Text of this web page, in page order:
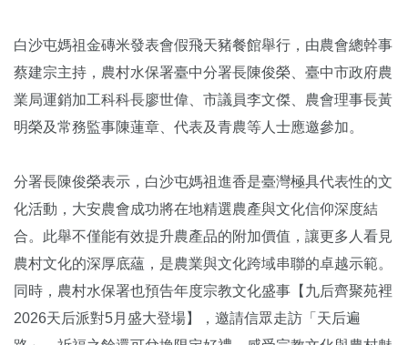
白沙屯媽祖金磚米發表會假飛天豬餐館舉行，由農會總幹事
蔡建宗主持，農村水保署臺中分署長陳俊榮、臺中市政府農
業局運銷加工科科長廖世偉、市議員李文傑、農會理事長黃
明榮及常務監事陳蓮章、代表及青農等人士應邀參加。
分署長陳俊榮表示，白沙屯媽祖進香是臺灣極具代表性的文
化活動，大安農會成功將在地精選農產與文化信仰深度結
合。此舉不僅能有效提升農產品的附加價值，讓更多人看見
農村文化的深厚底蘊，是農業與文化跨域串聯的卓越示範。
同時，農村水保署也預告年度宗教文化盛事【九后齊聚苑裡
2026天后派對5月盛大登場】，邀請信眾走訪「天后遍